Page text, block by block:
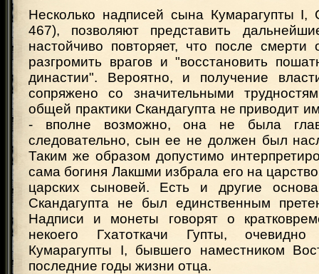
Несколько надписей сына Кумарагупты I,
467), позволяют представить
настойчиво повторяет, что после смерти
разгромить врагов и "восстановить
династии". Вероятно, и получение
сопряжено со значительными
общей практики Скандагупта не приводит
- вполне возможно, она не была
следовательно, сын ее не должен был
Таким же образом допустимо
сама богиня Лакшми избрала его на
царских сыновей. Есть и другие
Скандагупта не был единственным
Надписи и монеты говорят о
некоего Гхатоткачи Гупты,
Кумарагупты I, бывшего наместником
последние годы жизни отца.